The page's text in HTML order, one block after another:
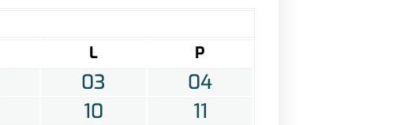
L P
03
04
10
11